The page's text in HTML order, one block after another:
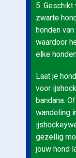
5. Geschikt
zwarte
honden
waardoor
elke
Laat je
voor
bandana.
wandeling
gezellig
jouw hond